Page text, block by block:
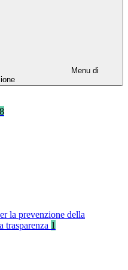
Menu di
la prevenzione della
trasparenza 1